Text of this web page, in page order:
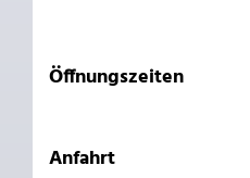
Öffnungszeiten
Anfahrt